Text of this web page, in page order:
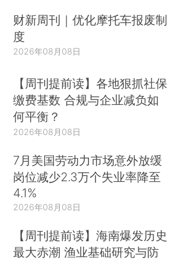
财新周刊｜优化摩托车报废制
度
2026年08月08日
【周刊提前读】各地狠抓社保
缴费基数 合规与企业减负如
何平衡？
2026年08月08日
7月美国劳动力市场意外放缓
岗位减少2.3万个失业率降至
4.1%
2026年08月08日
【周刊提前读】海南爆发历史
最大赤潮 渔业基础研究与防